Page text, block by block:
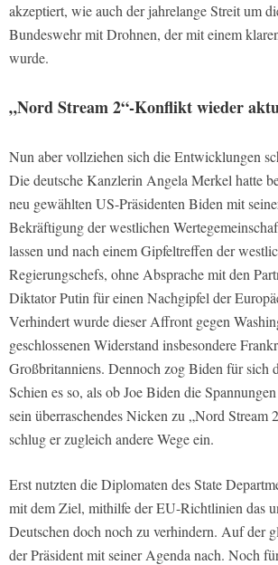
akzeptiert, wie auch der jahrelange Streit um
Bundeswehr mit Drohnen, der mit einem
wurde.
„Nord Stream 2“-Konflikt wieder
Nun aber vollziehen sich die Entwicklungen
Die deutsche Kanzlerin Angela Merkel hatte
neu gewählten US-Präsidenten Biden mit
Bekräftigung der westlichen
lassen und nach einem Gipfeltreffen der
Regierungschefs, ohne Absprache mit den
Diktator Putin für einen Nachgipfel der
Verhindert wurde dieser Affront gegen
geschlossenen Widerstand insbesondere
Großbritanniens. Dennoch zog Biden für sich
Schien es so, als ob Joe Biden die
sein überraschendes Nicken zu „Nord Stream
schlug er zugleich andere Wege ein.
Erst nutzten die Diplomaten des State
mit dem Ziel, mithilfe der EU-Richtlinien das
Deutschen doch noch zu verhindern. Auf der
der Präsident mit seiner Agenda nach. Noch